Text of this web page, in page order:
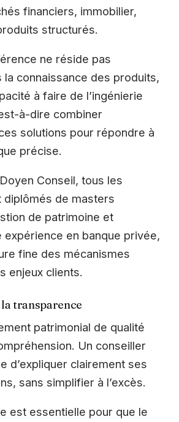
financiers, immobilier,
structurés.
ne réside pas
la connaissance des produits,
à faire de l’ingénierie
à-dire combiner
solutions pour répondre à
précise.
Conseil, tous les
diplômés de masters
de patrimoine et
expérience en banque privée,
fine des mécanismes
enjeux clients.
transparence
patrimonial de qualité
Un conseiller
d’expliquer clairement ses
sans simplifier à l’excès.
est essentielle pour que le